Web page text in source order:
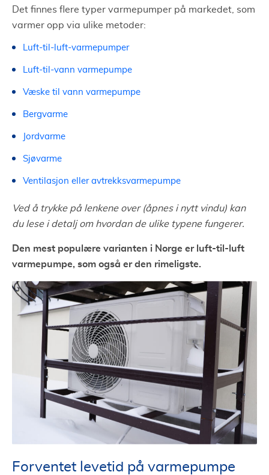
Det finnes flere typer varmepumper på markedet, som
varmer opp via ulike metoder:
Luft-til-luft-varmepumper
Luft-til-vann varmepumpe
Væske til vann varmepumpe
Bergvarme
Jordvarme
Sjøvarme
Ventilasjon eller avtrekksvarmepumpe
Ved å trykke på lenkene over (åpnes i nytt vindu) kan
du lese i detalj om hvordan de ulike typene fungerer.
Den mest populære varianten i Norge er luft-til-luft
varmepumpe, som også er den rimeligste.
Forventet levetid på varmepumpe